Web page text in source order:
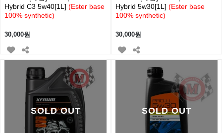
Hybrid C3 5w40[1L] (Ester base
100% synthetic)
30,000원
Hybrid 5w30[1L] (Ester base
100% synthetic)
30,000원
SOLD OUT SOLD OUT